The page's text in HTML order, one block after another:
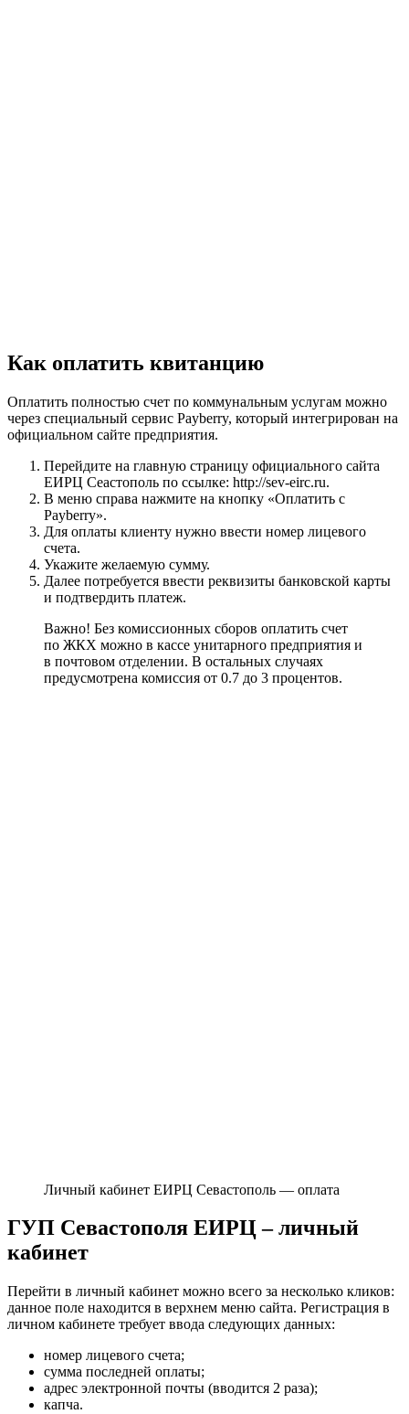
Как оплатить квитанцию
Оплатить полностью счет по коммунальным услугам можно
через специальный сервис Payberry, который интегрирован на
официальном сайте предприятия.
Перейдите на главную страницу официального сайта
ЕИРЦ Сеастополь по ссылке: http://sev-eirc.ru.
В меню справа нажмите на кнопку «Оплатить с
Payberry».
Для оплаты клиенту нужно ввести номер лицевого
счета.
Укажите желаемую сумму.
Далее потребуется ввести реквизиты банковской карты
и подтвердить платеж.
Важно! Без комиссионных сборов оплатить счет
по ЖКХ можно в кассе унитарного предприятия и
в почтовом отделении. В остальных случаях
предусмотрена комиссия от 0.7 до 3 процентов.
Личный кабинет ЕИРЦ Севастополь — оплата
ГУП Севастополя ЕИРЦ – личный
кабинет
Перейти в личный кабинет можно всего за несколько кликов:
данное поле находится в верхнем меню сайта. Регистрация в
личном кабинете требует ввода следующих данных:
номер лицевого счета;
сумма последней оплаты;
адрес электронной почты (вводится 2 раза);
капча.